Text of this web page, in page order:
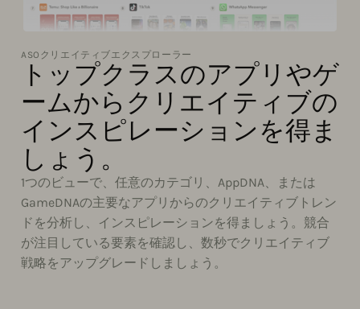
ASOクリエイティブエクスプローラー
トップクラスのアプリやゲ
ームからクリエイティブの
インスピレーションを得ま
しょう。
1つのビューで、任意のカテゴリ、AppDNA、または
GameDNAの主要なアプリからのクリエイティブトレン
ドを分析し、インスピレーションを得ましょう。競合
が注目している要素を確認し、数秒でクリエイティブ
戦略をアップグレードしましょう。